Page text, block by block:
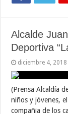
Alcalde
Deportiva
diciembre 4, 2018
(Prensa Alcaldía
niños y jóvenes,
compañia de los